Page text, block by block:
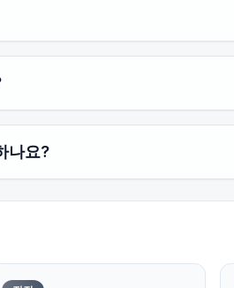
나요?